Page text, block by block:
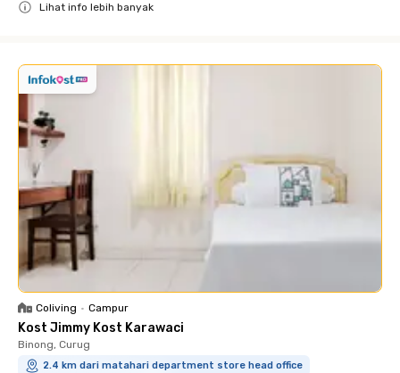
Lihat info lebih banyak
Coliving • Campur
Kost Jimmy Kost Karawaci
Binong, Curug
2.4 km dari matahari department store head office